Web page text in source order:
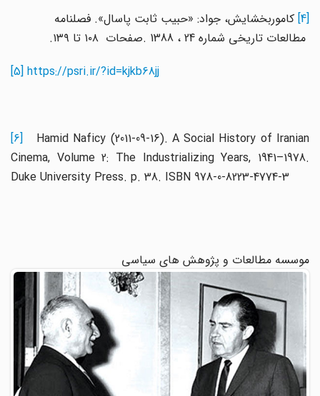
کاموربخشایش، جواد: «حبیب ثابت پاسال». فصلنامه
مطالعات تاریخی شماره 24 ، 1388 .صفحات ۱۰۸ تا ۱۳۹.
[5] https://psri.ir/?id=kjkb68jj
Hamid Naficy (2011-09-16). A Social History of Iranian
Cinema, Volume 2: The Industrializing Years, 1941–1978.
Duke University Press. p. 38. ISBN 978-0-8223-4774-3
موسسه مطالعات و پژوهش های سیاسی